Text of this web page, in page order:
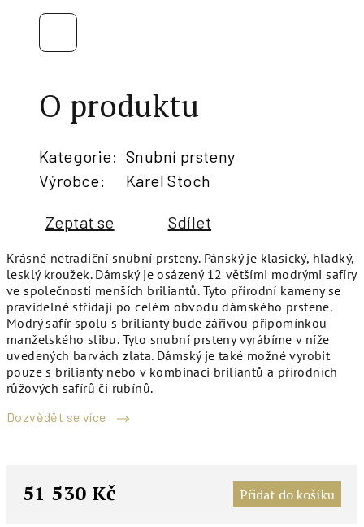
Krásné netradiční snubní prsteny. Pánský je klasický, hladký,
lesklý kroužek. Dámský je osázený 12 většími modrými safíry
ve společnosti menších briliantů. Tyto přírodní kameny se
pravidelně střídají po celém obvodu dámského prstene.
Modrý safír spolu s brilianty bude zářivou připomínkou
manželského slibu. Tyto snubní prsteny vyrábíme v níže
uvedených barvách zlata. Dámský je také možné vyrobit
pouze s brilianty nebo v kombinaci briliantů a přírodních
růžových safírů či rubínů.
Dozvědět se více
51 530 Kč Přidat do košíku
O produktu
Kategorie: Snubní prsteny
Výrobce: Karel Stoch
Zeptat se Sdílet